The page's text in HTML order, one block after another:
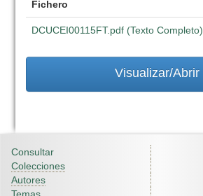
Fichero
DCUCEI00115FT.pdf (Texto Completo)
Visualizar/Abrir
Consultar
Colecciones
Autores